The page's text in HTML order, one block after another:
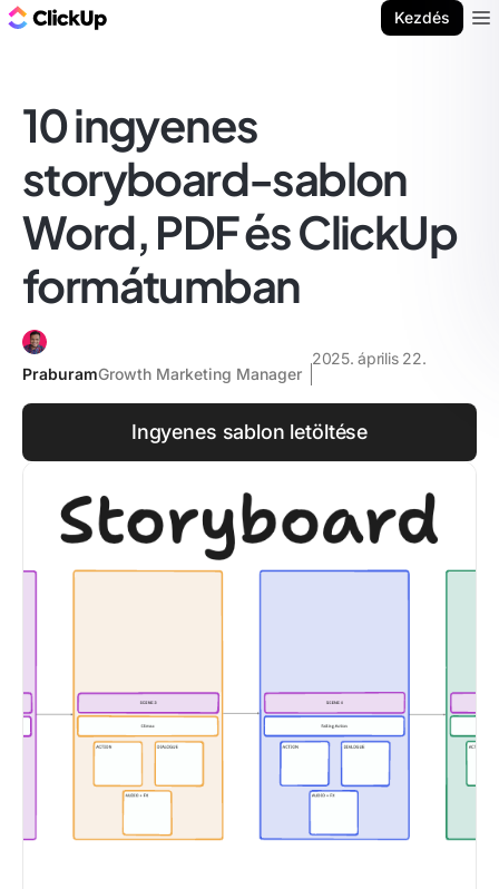
Kezdés
10 ingyenes
storyboard-sablon
Word, PDF és ClickUp
formátumban
PraburamGrowth Marketing Manager
2025. április 22.
Ingyenes sablon letöltése